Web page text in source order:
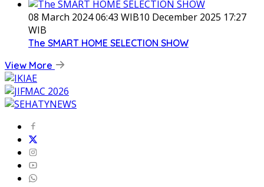
08 March 2024 06:43 WIB10 December 2025 17:27
WIB
The SMART HOME SELECTION SHOW
View More